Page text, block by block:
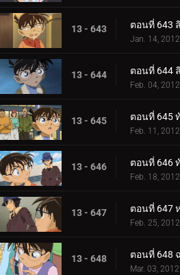
13 - 643
Jan. 14, 2012
13 - 644
Feb. 04, 2012
13 - 645
Feb. 11, 2012
13 - 646
Feb. 18, 2012
13 - 647
Feb. 25, 2012
13 - 648
Mar. 03, 2012